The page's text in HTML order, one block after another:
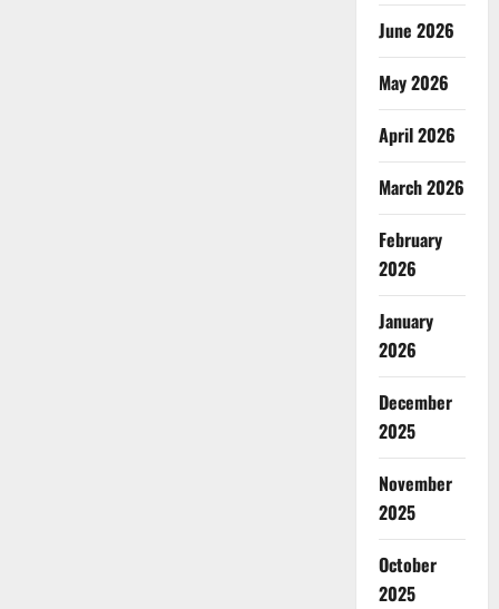
June 2026
May 2026
April 2026
March 2026
February
2026
January
2026
December
2025
November
2025
October
2025